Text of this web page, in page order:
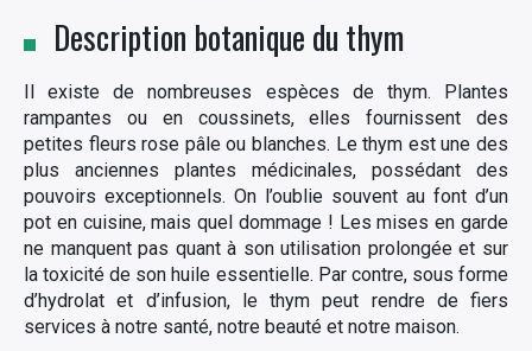
Description botanique du thym
Il existe de nombreuses espèces de thym. Plantes
rampantes ou en coussinets, elles fournissent des
petites fleurs rose pâle ou blanches. Le thym est une des
plus anciennes plantes médicinales, possédant des
pouvoirs exceptionnels. On l’oublie souvent au font d’un
pot en cuisine, mais quel dommage ! Les mises en garde
ne manquent pas quant à son utilisation prolongée et sur
la toxicité de son huile essentielle. Par contre, sous forme
d’hydrolat et d’infusion, le thym peut rendre de fiers
services à notre santé, notre beauté et notre maison.